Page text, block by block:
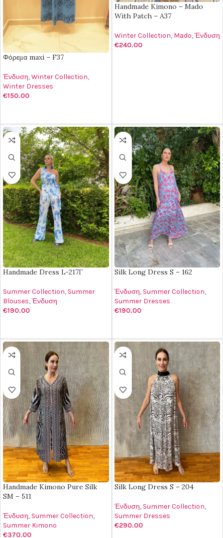
Φόρεμα maxi – F37
Ένδυση,Winter Collection,
Winter Dresses
€150.00
Handmade Kimono – Mado
With Patch – A37
Winter Collection, Mado,Ένδυση
€240.00
Handmade Dress L-217Γ
Summer Collection, Summer
Blouses,Ένδυση
€190.00
Silk Long Dress S – 162
Ένδυση, Summer Collection,
Summer Dresses
€190.00
Handmade Kimono Pure Silk
SM – 511
Ένδυση, Summer Collection,
Summer Kimono
€370.00
Silk Long Dress S – 204
Ένδυση, Summer Collection,
Summer Dresses
€290.00